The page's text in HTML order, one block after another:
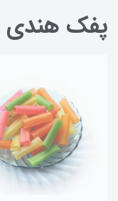
پفک هندی